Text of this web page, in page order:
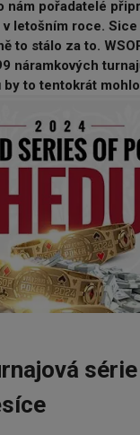
nám pořadatelé
letošním roce.
to stálo za to.
náramkových
to tentokrát